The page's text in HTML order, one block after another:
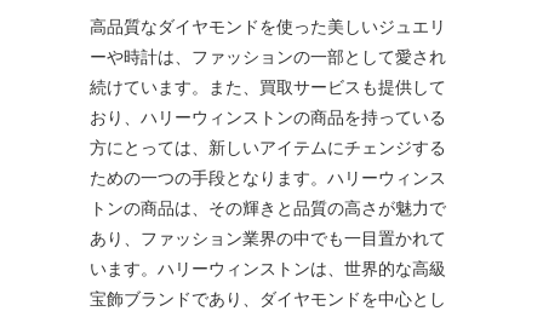
高品質なダイヤモンドを使った美しいジュエリ
ーや時計は、ファッションの一部として愛され
続けています。また、買取サービスも提供して
おり、ハリーウィンストンの商品を持っている
方にとっては、新しいアイテムにチェンジする
ための一つの手段となります。ハリーウィンス
トンの商品は、その輝きと品質の高さが魅力で
あり、ファッション業界の中でも一目置かれて
います。ハリーウィンストンは、世界的な高級
宝飾ブランドであり、ダイヤモンドを中心とし